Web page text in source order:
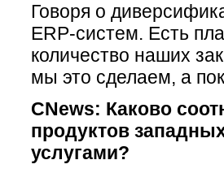
Говоря о
ERP-систем. Есть
количество наших
мы это сделаем, а
CNews: Каково
продуктов
услугами?